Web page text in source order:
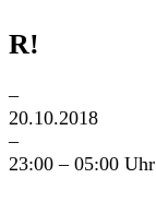
R!
–
20.10.2018
–
23:00 – 05:00 Uhr